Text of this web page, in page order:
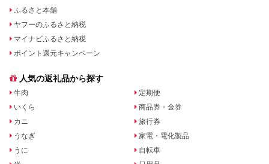
ふるさと本舗
ヤフーのふるさと納税
マイナビふるさと納税
ポイント還元キャンペーン
人気の返礼品から探す
牛肉
いくら
カニ
うなぎ
うに
定期便
商品券・金券
旅行券
家電・電化製品
自転車